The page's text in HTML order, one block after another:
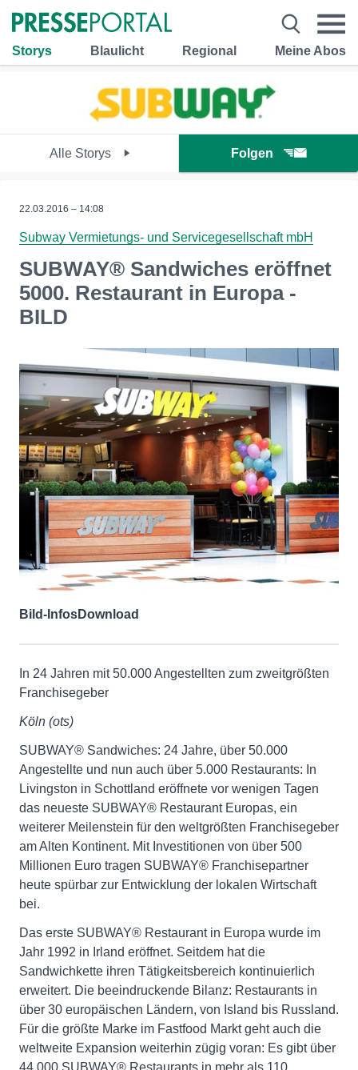
Storys Blaulicht Regional Meine Abos
Alle Storys Folgen
22.03.2016 – 14:08
Subway Vermietungs- und Servicegesellschaft mbH
SUBWAY® Sandwiches eröffnet
5000. Restaurant in Europa -
BILD
Bild-InfosDownload
In 24 Jahren mit 50.000 Angestellten zum zweitgrößten
Franchisegeber
Köln (ots)
SUBWAY® Sandwiches: 24 Jahre, über 50.000
Angestellte und nun auch über 5.000 Restaurants: In
Livingston in Schottland eröffnete vor wenigen Tagen
das neueste SUBWAY® Restaurant Europas, ein
weiterer Meilenstein für den weltgrößten Franchisegeber
am Alten Kontinent. Mit Investitionen von über 500
Millionen Euro tragen SUBWAY® Franchisepartner
heute spürbar zur Entwicklung der lokalen Wirtschaft
bei.
Das erste SUBWAY® Restaurant in Europa wurde im
Jahr 1992 in Irland eröffnet. Seitdem hat die
Sandwichkette ihren Tätigkeitsbereich kontinuierlich
erweitert. Die beeindruckende Bilanz: Restaurants in
über 30 europäischen Ländern, von Island bis Russland.
Für die größte Marke im Fastfood Markt geht auch die
weltweite Expansion weiterhin zügig voran: Es gibt über
44.000 SUBWAY® Restaurants in mehr als 110